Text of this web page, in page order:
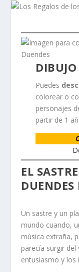
Puedes
colorear o
personajes
partir de 1
EL
Un sastre y un
mundo cuando,
música extraña,
parecía surgir
entusiasmo y los